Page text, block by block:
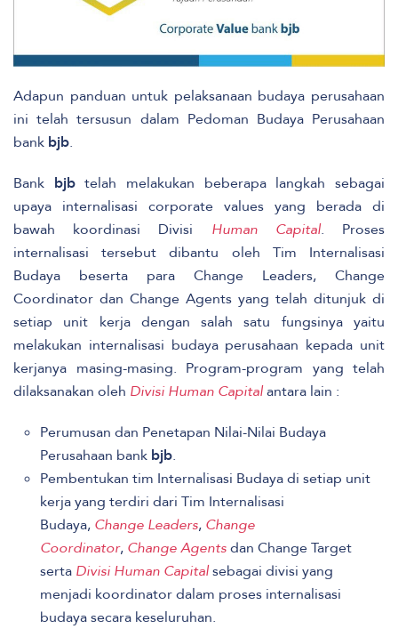
Adapun panduan untuk pelaksanaan budaya perusahaan
ini telah tersusun dalam Pedoman Budaya Perusahaan
bank bjb.
Bank bjbtelah melakukan beberapa langkah sebagai
upaya internalisasi corporate values yang berada di
bawah koordinasi Divisi Human Capital. Proses
internalisasi tersebut dibantu oleh Tim Internalisasi
Budaya beserta para Change Leaders, Change
Coordinator dan Change Agents yang telah ditunjuk di
setiap unit kerja dengan salah satu fungsinya yaitu
melakukan internalisasi budaya perusahaan kepada unit
kerjanya masing-masing. Program-program yang telah
dilaksanakan oleh Divisi Human Capitalantara lain :
Perumusan dan Penetapan Nilai-Nilai Budaya
Perusahaan bank bjb.
Pembentukan tim Internalisasi Budaya di setiap unit
kerja yang terdiri dari Tim Internalisasi
Budaya, Change Leaders, Change
Coordinator, Change Agentsdan Change Target
serta Divisi Human Capitalsebagai divisi yang
menjadi koordinator dalam proses internalisasi
budaya secara keseluruhan.